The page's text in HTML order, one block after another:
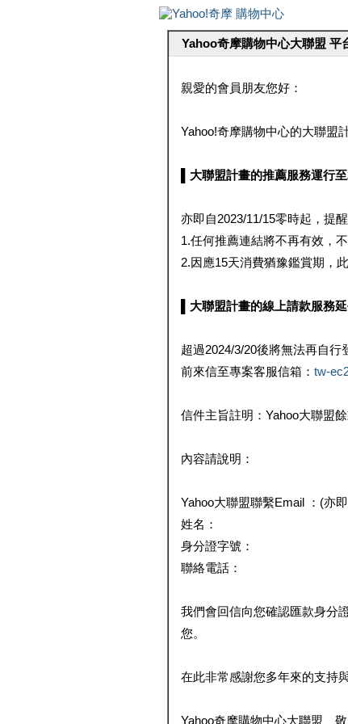
Yahoo奇摩購物中心大聯盟 平
親愛的會員朋友您好：
Yahoo!奇摩購物中心的大聯盟
▌大聯盟計畫的推薦服務運行
亦即自2023/11/15零時起，提
1.任何推薦連結將不再有效，
2.因應15天消費猶豫鑑賞期，
▌大聯盟計畫的線上請款服務
超過2024/3/20後將無法再自行
前來信至專案客服信箱： tw-
信件主旨註明：Yahoo大聯盟
內容請說明：
Yahoo大聯盟聯繫Email ：(亦
姓名：
身分證字號：
聯絡電話：
我們會回信向您確認匯款身分
您。
在此非常感謝您多年來的支持
Yahoo奇摩購物中心大聯盟 敬